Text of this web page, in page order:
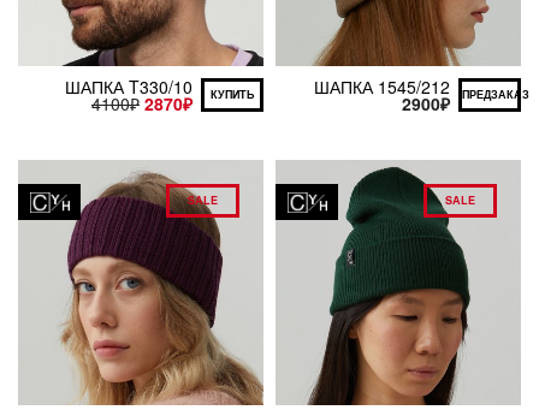
ШАПКА T330/10
4100₽ 2870₽ КУПИТЬ ШАПКА 1545/212
2900₽ ПРЕДЗАКАЗ
SALE SALE